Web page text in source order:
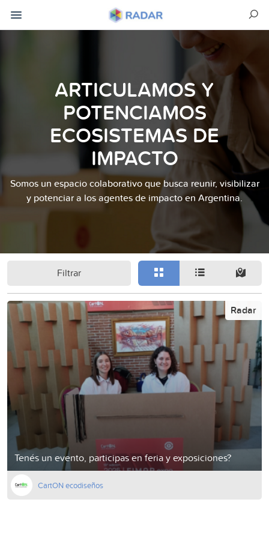
ARTICULAMOS Y
POTENCIAMOS
ECOSISTEMAS DE
IMPACTO
Somos un espacio colaborativo que busca reunir, visibilizar
y potenciar a los agentes de impacto en Argentina.
Filtrar
Tenés un evento, participas en feria y exposiciones?
Radar
CartON ecodiseños